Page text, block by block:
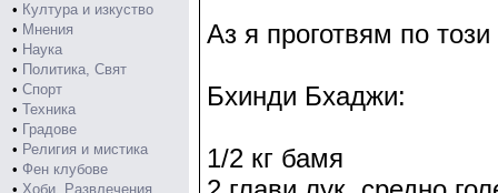
• Култура и изкуство
• Мнения
• Наука
• Политика, Свят
• Спорт
• Техника
• Градове
• Религия и мистика
• Фен клубове
• Хоби, Развлечения
Аз я проготвям по
Бхинди Бхаджи:
1/2 кг бамя